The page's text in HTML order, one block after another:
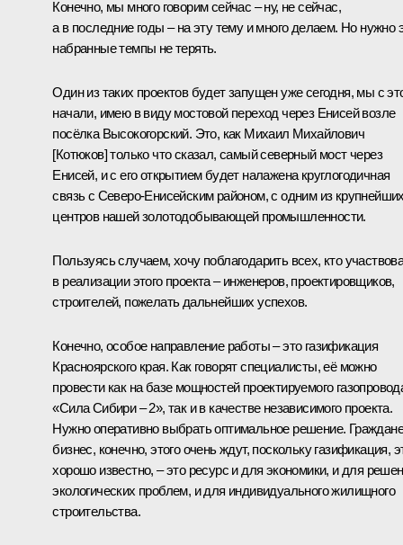
Конечно, мы много говорим сейчас – ну, не сейчас,
а в последние годы – на эту тему и много делаем. Но нужно
набранные темпы не терять.
Один из таких проектов будет запущен уже сегодня, мы с
начали, имею в виду мостовой переход через Енисей возле
посёлка Высокогорский. Это, как Михаил Михайлович
[Котюков] только что сказал, самый северный мост через
Енисей, и с его открытием будет налажена круглогодичная
связь с Северо-Енисейским районом, с одним из
центров нашей золотодобывающей промышленности.
Пользуясь случаем, хочу поблагодарить всех, кто
в реализации этого проекта – инженеров, проектировщиков,
строителей, пожелать дальнейших успехов.
Конечно, особое направление работы – это газификация
Красноярского края. Как говорят специалисты, её можно
провести как на базе мощностей проектируемого
«Сила Сибири – 2», так и в качестве независимого проекта.
Нужно оперативно выбрать оптимальное решение.
бизнес, конечно, этого очень ждут, поскольку газификация,
хорошо известно, – это ресурс и для экономики, и для
экологических проблем, и для индивидуального жилищного
строительства.